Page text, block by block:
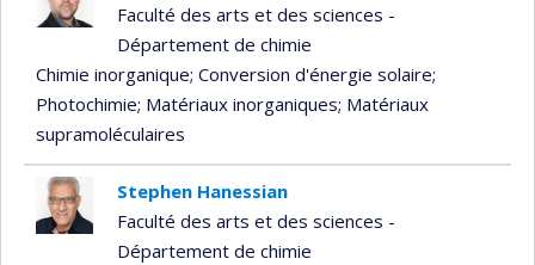
Faculté des arts et des sciences -
Département de chimie
Chimie inorganique; Conversion d'énergie solaire;
Photochimie; Matériaux inorganiques; Matériaux
supramoléculaires
Stephen Hanessian
Faculté des arts et des sciences -
Département de chimie